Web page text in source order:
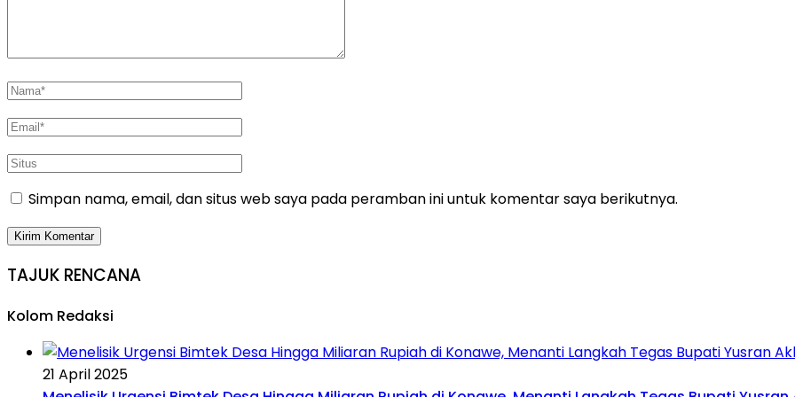
Simpan nama, email, dan situs web saya pada peramban ini untuk komentar saya berikutnya.
TAJUK RENCANA
Kolom Redaksi
21 April 2025